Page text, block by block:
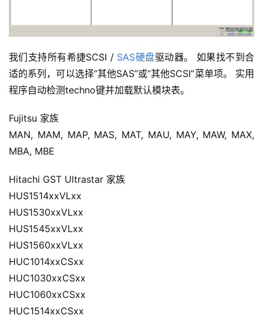
我们支持所有希捷SCSI / SAS硬盘驱动器。 如果找不到合
适的系列，可以选择“其他SAS”或“其他SCSI”菜单项。 实用
程序自动检测techno键并加载默认模块表。
Fujitsu 家族
MAN, MAM, MAP, MAS, MAT, MAU, MAY, MAW, MAX,
MBA, MBE
Hitachi GST Ultrastar 家族
HUS1514xxVLxx
HUS1530xxVLxx
HUS1545xxVLxx
HUS1560xxVLxx
HUC1014xxCSxx
HUC1030xxCSxx
HUC1060xxCSxx
HUC1514xxCSxx